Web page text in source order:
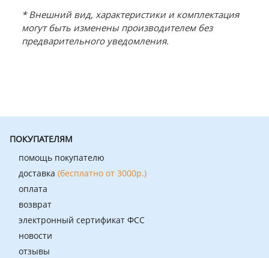
* Внешний вид, характеристики и комплектация
могут быть изменены производителем без
предварительного уведомления.
ПОКУПАТЕЛЯМ
помощь покупателю
доставка (бесплатно от 3000р.)
оплата
возврат
электронный сертификат ФСС
новости
отзывы